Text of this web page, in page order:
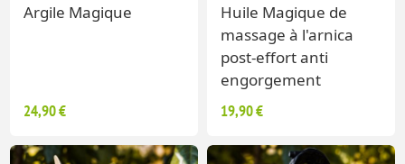
Argile Magique
24,90 €
Huile Magique de
massage à l'arnica
post-effort anti
engorgement
19,90 €